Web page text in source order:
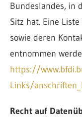
Bundeslandes, in
Sitz hat. Eine
sowie deren
entnommen
https://
Links/
Recht auf